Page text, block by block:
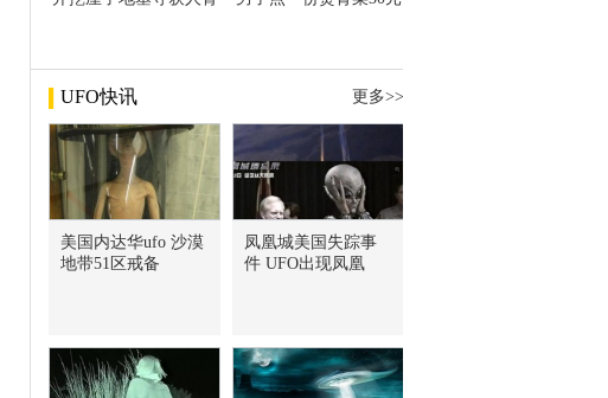
UFO快讯 更多>>
美国内达华ufo 沙漠
地带51区戒备
凤凰城美国失踪事
件 UFO出现凤凰